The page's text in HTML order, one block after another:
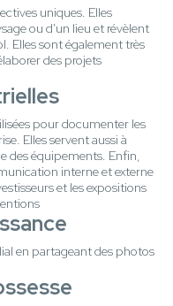
uniques. Elles
ou d'un lieu et révèlent
Elles sont également très
des projets
pour documenter les
Elles servent aussi à
des équipements. Enfin,
interne et externe
et les expositions
en partageant des photos